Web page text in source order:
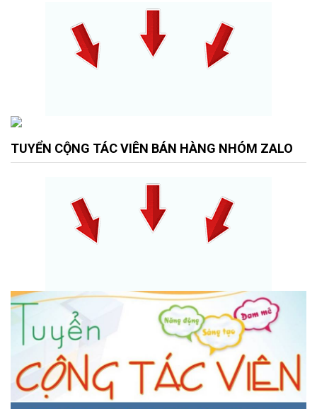
TUYỂN CỘNG TÁC VIÊN BÁN HÀNG NHÓM ZALO